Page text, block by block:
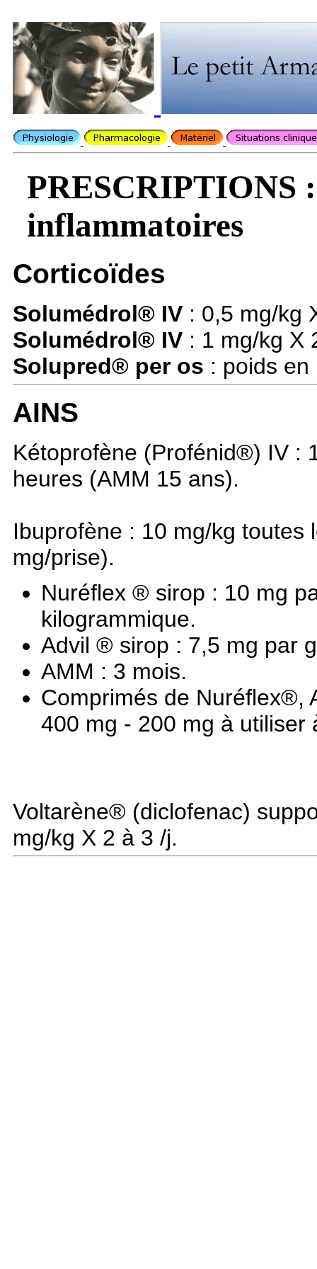
PRESCRIPTIONS
inflammatoires
Corticoïdes
Solumédrol® IV : 0,5 mg/kg
Solumédrol® IV : 1 mg/kg X
Solupred® per os : poids en
AINS
Kétoprofène (Profénid®) IV :
heures (AMM 15 ans).
Ibuprofène : 10 mg/kg toutes
mg/prise).
Nuréflex ® sirop : 10 mg
kilogrammique.
Advil ® sirop : 7,5 mg par
AMM : 3 mois.
Comprimés de Nuréflex®,
400 mg - 200 mg à utiliser
Voltarène® (diclofenac)
mg/kg X 2 à 3 /j.